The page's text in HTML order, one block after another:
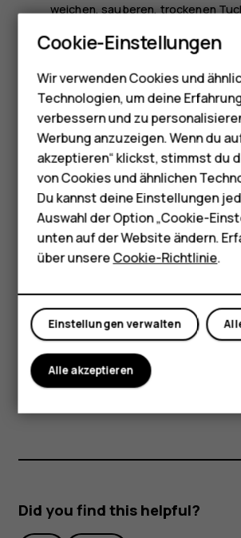
Smartphones
Feature Phones
Telefone für
Zubehör
HMD Terra M
Für
Tablets
Shop
Mein Konto
weichen, sauberen, trockenen
Malen Sie das Gerät nicht an. Durch
der ordnungsgemäße Betrieb
Halten Sie das Gerät von Magneten
Magnetfeldern fern.
Um wichtige Daten sicher
Sie sie an zwei unterschiedlichen
wie auf Ihrem Gerät, der
Computer, bzw. wichtige
festhalten.
Bei einer intensiven Nutzung kann das
werden. In den meisten Fällen ist dies
automatisch gedrosselt.
Display in Videotelefonaten
geschlossen, der Ladevorgang beendet
Bedarf ausgeschaltet werden. Wenn
ordnungsgemäß funktioniert, bringen Sie
nächsten autorisierten Kundenservice.
Did you find this helpful?
Cookie-Einstellungen
Wir verwenden Cookies und
Technologien, um deine
verbessern und zu
Werbung anzuzeigen. Wenn du
akzeptieren“ klickst, stimmst du
von Cookies und ähnlichen
Du kannst deine Einstellungen
Auswahl der Option „Cookie-
unten auf der Website ändern.
über unsereCookie-Richtlinie.
Einstellungen verwalten
Alle akzeptieren